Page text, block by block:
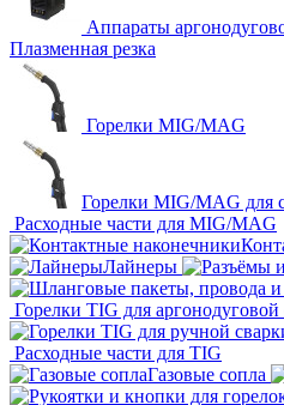
Аппараты
Плазменная резка
Горелки MIG/MAG
Горелки MIG/MAG для
Расходные части для MIG/MAG
Лайнеры
Горелки TIG для аргонодуговой
Расходные части для TIG
Газовые сопла